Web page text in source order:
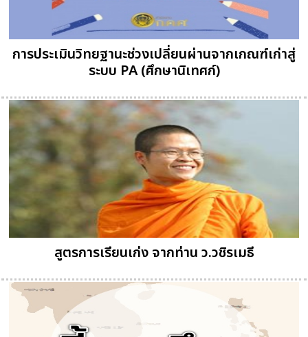
การประเมินวิทยฐานะช่วงเปลี่ยนผ่านจากเกณฑ์เก่าสู่
ระบบ PA (ศึกษานิเทศก์)
สูตรการเรียนเก่ง จากท่าน ว.วชิรเมธี